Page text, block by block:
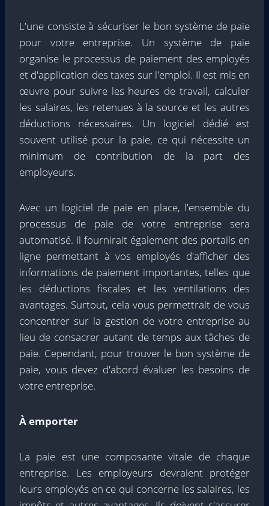
L'une consiste à sécuriser le bon système de paie
pour votre entreprise. Un système de paie
organise le processus de paiement des employés
et d'application des taxes sur l'emploi. Il est mis en
œuvre pour suivre les heures de travail, calculer
les salaires, les retenues à la source et les autres
déductions nécessaires. Un logiciel dédié est
souvent utilisé pour la paie, ce qui nécessite un
minimum de contribution de la part des
employeurs.
Avec un logiciel de paie en place, l'ensemble du
processus de paie de votre entreprise sera
automatisé. Il fournirait également des portails en
ligne permettant à vos employés d'afficher des
informations de paiement importantes, telles que
les déductions fiscales et les ventilations des
avantages. Surtout, cela vous permettrait de vous
concentrer sur la gestion de votre entreprise au
lieu de consacrer autant de temps aux tâches de
paie. Cependant, pour trouver le bon système de
paie, vous devez d'abord évaluer les besoins de
votre entreprise.
À emporter
La paie est une composante vitale de chaque
entreprise. Les employeurs devraient protéger
leurs employés en ce qui concerne les salaires, les